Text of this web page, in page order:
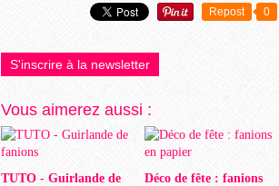
Repost 0
S'inscrire à la newsletter
Vous aimerez aussi :
TUTO - Guirlande de
Déco de fête : fanions